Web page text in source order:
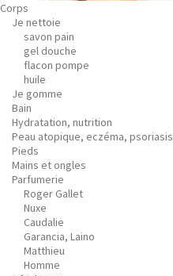
Corps
Je nettoie
savon pain
gel douche
flacon pompe
huile
Je gomme
Bain
Hydratation, nutrition
Peau atopique, eczéma, psoriasis
Pieds
Mains et ongles
Parfumerie
Roger Gallet
Nuxe
Caudalie
Garancia, Laino
Matthieu
Homme